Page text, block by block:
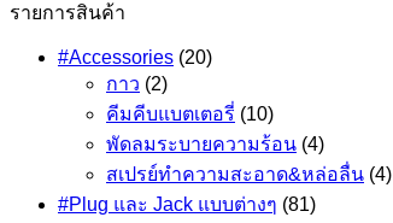
รายการสินค้า
#Accessories (20)
กาว (2)
คีมคีบแบตเตอรี่ (10)
พัดลมระบายความร้อน (4)
สเปรย์ทำความสะอาด&หล่อลื่น (4)
#Plug และ Jack แบบต่างๆ (81)